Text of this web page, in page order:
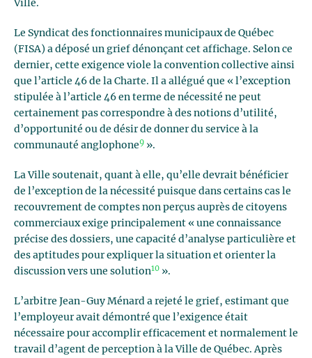
Ville.
Le Syndicat des fonctionnaires municipaux de Québec
(FISA) a déposé un grief dénonçant cet affichage. Selon ce
dernier, cette exigence viole la convention collective ainsi
que l’article 46 de la Charte. Il a allégué que « l’exception
stipulée à l’article 46 en terme de nécessité ne peut
certainement pas correspondre à des notions d’utilité,
d’opportunité ou de désir de donner du service à la
communauté anglophone9 ».
La Ville soutenait, quant à elle, qu’elle devrait bénéficier
de l’exception de la nécessité puisque dans certains cas le
recouvrement de comptes non perçus auprès de citoyens
commerciaux exige principalement « une connaissance
précise des dossiers, une capacité d’analyse particulière et
des aptitudes pour expliquer la situation et orienter la
discussion vers une solution10 ».
L’arbitre Jean-Guy Ménard a rejeté le grief, estimant que
l’employeur avait démontré que l’exigence était
nécessaire pour accomplir efficacement et normalement le
travail d’agent de perception à la Ville de Québec. Après